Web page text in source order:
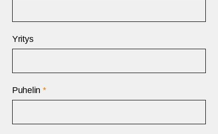
Yritys
Puhelin *